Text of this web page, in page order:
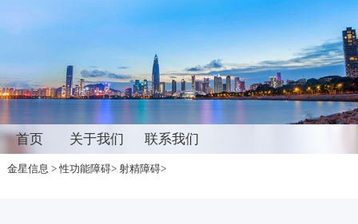
首页 关于我们 联系我们
金星信息 >性功能障碍> 射精障碍>